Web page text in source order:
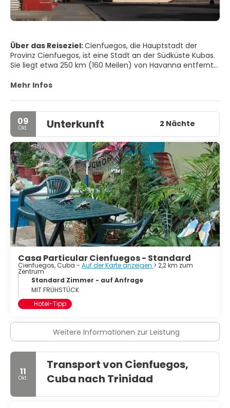
Über das Reiseziel:Cienfuegos, die Hauptstadt der
Provinz Cienfuegos, ist eine Stadt an der Südküste Kubas.
Sie liegt etwa 250 km (160 Meilen) von Havanna entfernt
La Perla del Sur (Perle des Südens) genannt. Cienfuegos
"hundert", fuegos bedeutet "Feuer".
Mehr Infos
09
Okt. Unterkunft 2 Nächte
Casa Particular Cienfuegos - Standard
Cienfuegos, Cuba - Auf der Karte anzeigen > 2,2 km zum
Zentrum
Standard Zimmer - auf Anfrage
MIT FRÜHSTÜCK
Hotel-Tipp
Weitere Informationen zur Leistung
11
Okt.
Transport von Cienfuegos,
Cuba nach Trinidad